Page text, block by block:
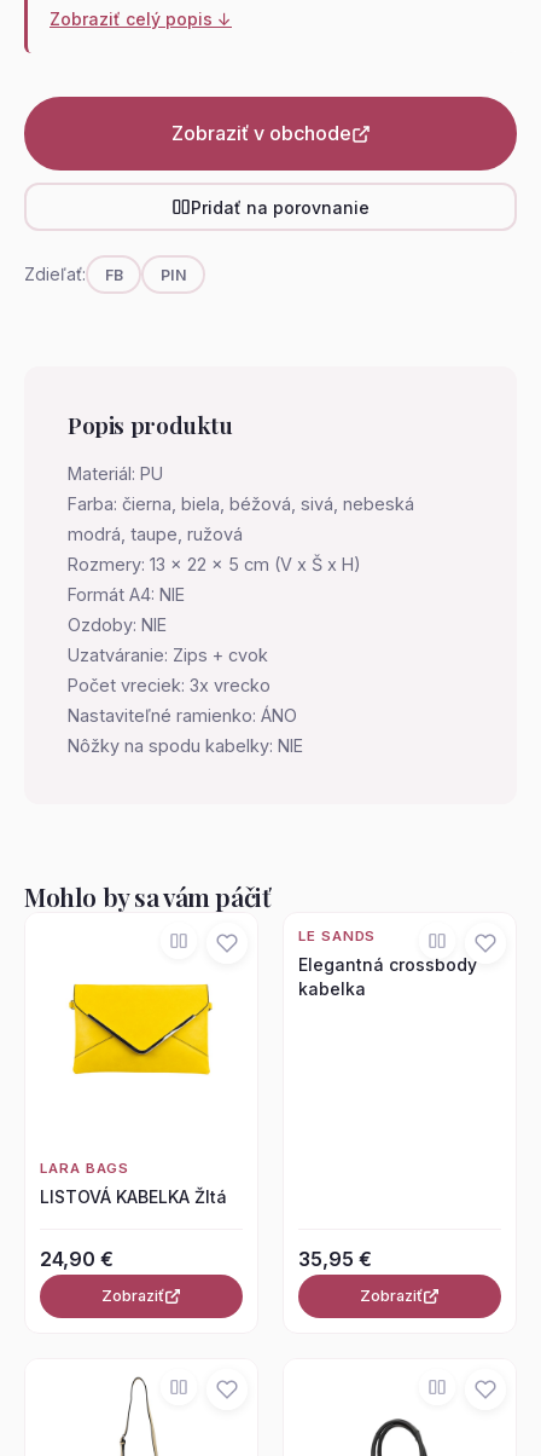
Zobraziť celý popis ↓
Zobraziť v obchode
Pridať na porovnanie
Zdieľať: FB PIN
Popis produktu
Materiál: PU
Farba: čierna, biela, béžová, sivá, nebeská
modrá, taupe, ružová
Rozmery: 13 x 22 x 5 cm (V x Š x H)
Formát A4: NIE
Ozdoby: NIE
Uzatváranie: Zips + cvok
Počet vreciek: 3x vrecko
Nastaviteľné ramienko: ÁNO
Nôžky na spodu kabelky: NIE
Mohlo by sa vám páčiť
LARA BAGS
LISTOVÁ KABELKA Žltá
24,90 €
Zobraziť
LE SANDS
Elegantná crossbody
kabelka
35,95 €
Zobraziť